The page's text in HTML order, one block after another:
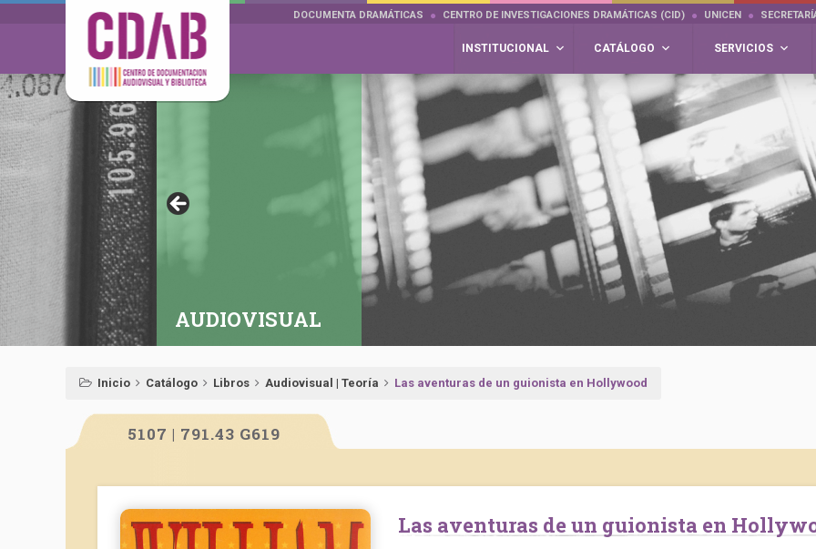
DOCUMENTA DRAMÁTICAS CENTRO DE INVESTIGACIONES DRAMÁTICAS (CID) UNICEN
INSTITUCIONAL CATÁLOGO SERVICIOS
AUDIOVISUAL
Inicio Catálogo Libros Audiovisual | Teoría Las aventuras de un guionista en Hollywood
5107 | 791.43 G619
Las aventuras de un guionista en